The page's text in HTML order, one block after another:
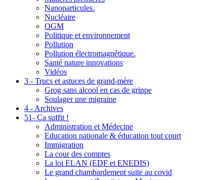
Nanoparticules.
Nucléaire
OGM
Politique et environnement
Pollution
Pollution électromagnétique.
Santé nature innovations
Vidéos
3 - Trucs et astuces de grand-mère
Grog sans alcool en cas de grippe
Soulager une migraine
4 - Archives
51- Ça suffit !
Administration et Médecine
Education nationale & éducation tout court
Immigration
La cour des comptes
La loi ELAN (EDF et ENEDIS)
Le grand chambardement suite au covid